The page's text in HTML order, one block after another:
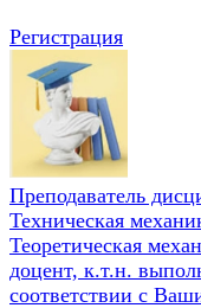
Регистрация
Преподаватель
Техническая
Теоретическая
доцент, к.т.н.
соответствии с